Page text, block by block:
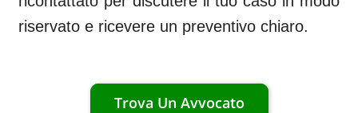
riservato e ricevere un preventivo chiaro.
Trova Un Avvocato